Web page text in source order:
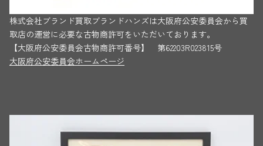
株式会社ブランド買取ブランドハンズは大阪府公安委員会から買
取店の運営に必要な古物商許可をいただいております。
【大阪府公安委員会古物商許可番号】 第62203R023815号
大阪府公安委員会ホームページ